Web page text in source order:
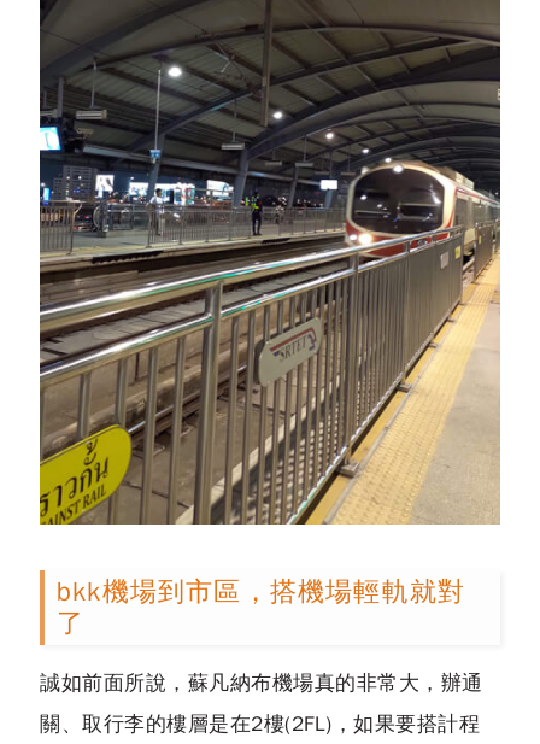
bkk機場到市區，搭機場輕軌就對
了
誠如前面所說，蘇凡納布機場真的非常大，辦通
關、取行李的樓層是在2樓(2FL)，如果要搭計程